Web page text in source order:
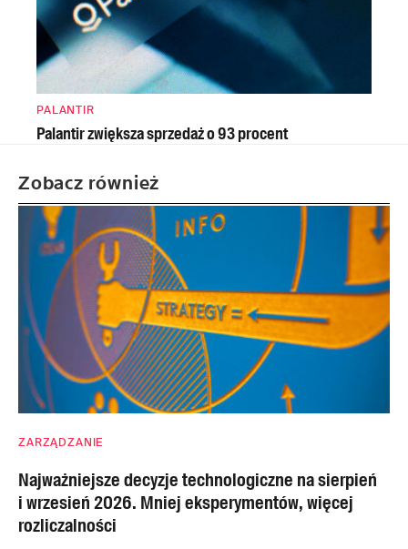
PALANTIR
Palantir zwiększa sprzedaż o 93 procent
Zobacz również
ZARZĄDZANIE
Najważniejsze decyzje technologiczne na sierpień
i wrzesień 2026. Mniej eksperymentów, więcej
rozliczalności